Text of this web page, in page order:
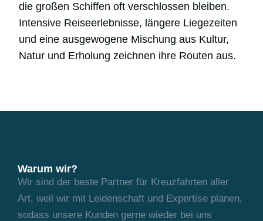
die großen Schiffen oft verschlossen bleiben.
Intensive Reiseerlebnisse, längere Liegezeiten
und eine ausgewogene Mischung aus Kultur,
Natur und Erholung zeichnen ihre Routen aus.
Warum wir?
Wir sind der beste Partner für Kreuzfahrten aller
Art, weil wir mit Leidenschaft und Expertise planen,
sodass unsere Kunden gerne wieder bei uns